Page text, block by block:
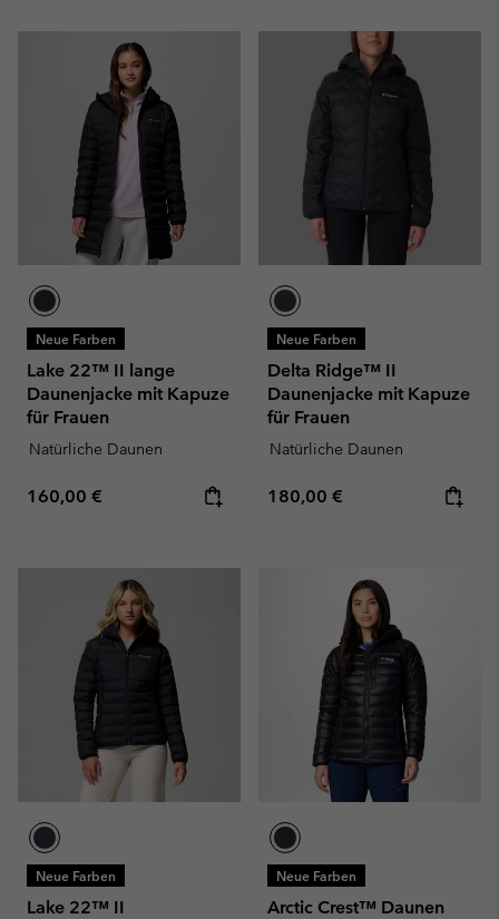
Neue Farben
Lake 22™ II lange
Daunenjacke mit Kapuze
für Frauen
Natürliche Daunen
Regular price:
160,00 €
Neue Farben
Delta Ridge™ II
Daunenjacke mit Kapuze
für Frauen
Natürliche Daunen
Regular price:
180,00 €
Neue Farben
Lake 22™ II
Neue Farben
Arctic Crest™ Daunen